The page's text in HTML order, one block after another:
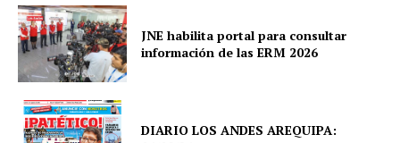
JNE habilita portal para consultar
información de las ERM 2026
DIARIO LOS ANDES AREQUIPA: